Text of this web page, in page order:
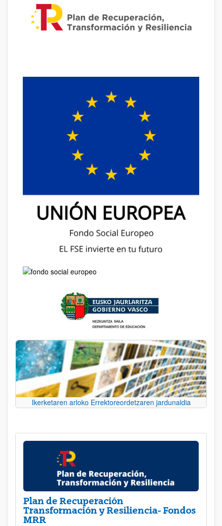
Ikerketaren arloko Errektoreordetzaren jardunaldia
Plan de Recuperación
Transformación y Resiliencia- Fondos
MRR